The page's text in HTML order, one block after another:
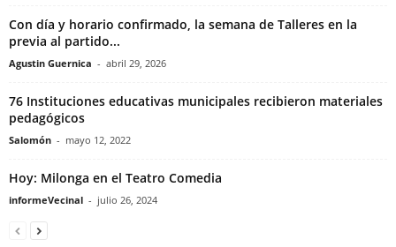
Con día y horario confirmado, la semana de Talleres en la
previa al partido...
Agustin Guernica - abril 29, 2026
76 Instituciones educativas municipales recibieron materiales
pedagógicos
Salomón - mayo 12, 2022
Hoy: Milonga en el Teatro Comedia
informeVecinal - julio 26, 2024